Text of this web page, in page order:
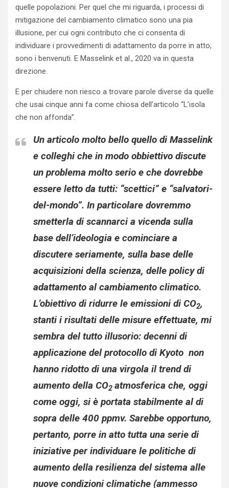
quelle popolazioni. Per quel che mi riguarda, i processi di
mitigazione del cambiamento climatico sono una pia
illusione, per cui ogni contributo che ci consenta di
individuare i provvedimenti di adattamento da porre in atto,
sono i benvenuti. E Masselink et al., 2020 va in questa
direzione.
E per chiudere non riesco a trovare parole diverse da quelle
che usai cinque anni fa come chiosa dell’articolo “L’isola
che non affonda”.
Un articolo molto bello quello di Masselink
e colleghi che in modo obbiettivo discute
un problema molto serio e che dovrebbe
essere letto da tutti: “scettici” e “salvatori-
del-mondo”. In particolare dovremmo
smetterla di scannarci a vicenda sulla
base dell’ideologia e cominciare a
discutere seriamente, sulla base delle
acquisizioni della scienza, delle policy di
adattamento al cambiamento climatico.
L’obiettivo di ridurre le emissioni di CO2,
stanti i risultati delle misure effettuate, mi
sembra del tutto illusorio: decenni di
applicazione del protocollo di Kyoto non
hanno ridotto di una virgola il trend di
aumento della CO2 atmosferica che, oggi
come oggi, si è portata stabilmente al di
sopra delle 400 ppmv. Sarebbe opportuno,
pertanto, porre in atto tutta una serie di
iniziative per individuare le politiche di
aumento della resilienza del sistema alle
nuove condizioni climatiche (ammesso